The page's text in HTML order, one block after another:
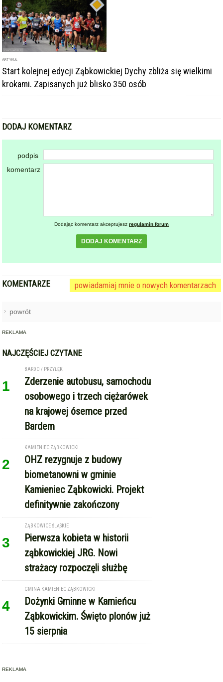
Ząbkowicka Dycha: Blisko 300 osób na liście startowej, a
zapisy wciąż trwają!
krokami. Zapisanych już blisko 350 osób
DODAJ KOMENTARZ
Dodając komentarz akceptujeszregulamin forum
DODAJ KOMENTARZ
powrót
REKLAMA
NAJCZĘŚCIEJ CZYTANE
BARDO / PRZYŁĘK
Zderzenie autobusu, samochodu
na krajowej ósemce przed
Bardem
KAMIENIEC ZĄBKOWICKI
OHZ rezygnuje z budowy
biometanowni w gminie
Kamieniec Ząbkowicki. Projekt
definitywnie zakończony
3
ZĄBKOWICE ŚLĄSKIE
Pierwsza kobieta w historii
ząbkowickiej JRG. Nowi
strażacy rozpoczęli służbę
4
GMINA KAMIENIEC ZĄBKOWICKI
Dożynki Gminne w Kamieńcu
15 sierpnia